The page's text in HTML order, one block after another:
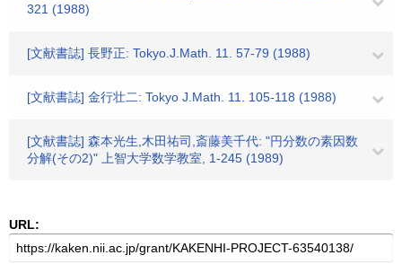
321 (1988)
[文献書誌] 長野正: Tokyo.J.Math. 11. 57-79 (1988)
[文献書誌] 金行壮二: Tokyo J.Math. 11. 105-118 (1988)
[文献書誌] 森本光生,木田祐司,斎藤美千代: "円分数の素因数
分解(その2)" 上智大学数学教室, 1-245 (1989)
URL: